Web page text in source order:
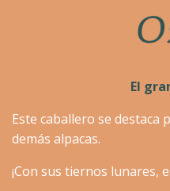
El
Este caballero se destaca
demás alpacas.
¡Con sus tiernos lunares,